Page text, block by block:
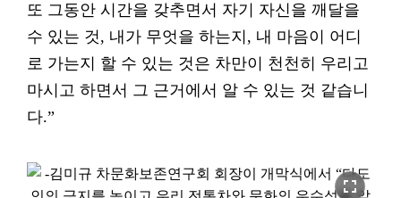
또 그동안 시간을 갖추면서 자기 자신을 깨달을
수 있는 것, 내가 무엇을 하는지, 내 마음이 어디
로 가는지 할 수 있는 것은 차만이 천천히 우리고
마시고 하면서 그 근거에서 알 수 있는 것 같습니
다.”
fullscreen